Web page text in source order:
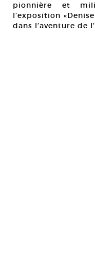
pionnière et
l’exposition
dans l’aventure de